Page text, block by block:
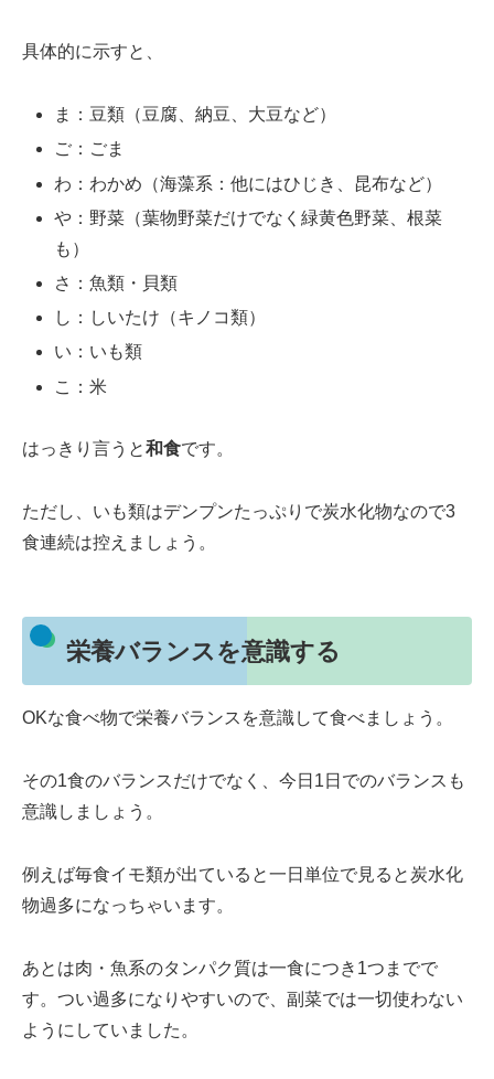
具体的に示すと、
ま：豆類（豆腐、納豆、大豆など）
ご：ごま
わ：わかめ（海藻系：他にはひじき、昆布など）
や：野菜（葉物野菜だけでなく緑黄色野菜、根菜
も）
さ：魚類・貝類
し：しいたけ（キノコ類）
い：いも類
こ：米
はっきり言うと和食です。
ただし、いも類はデンプンたっぷりで炭水化物なので3
食連続は控えましょう。
栄養バランスを意識する
OKな食べ物で栄養バランスを意識して食べましょう。
その1食のバランスだけでなく、今日1日でのバランスも
意識しましょう。
例えば毎食イモ類が出ていると一日単位で見ると炭水化
物過多になっちゃいます。
あとは肉・魚系のタンパク質は一食につき1つまでで
す。つい過多になりやすいので、副菜では一切使わない
ようにしていました。